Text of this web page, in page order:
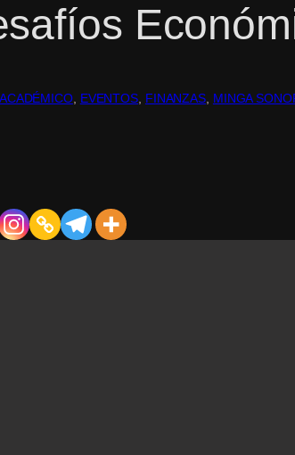
ACADÉMICO, EVENTOS, FINANZAS, MINGA